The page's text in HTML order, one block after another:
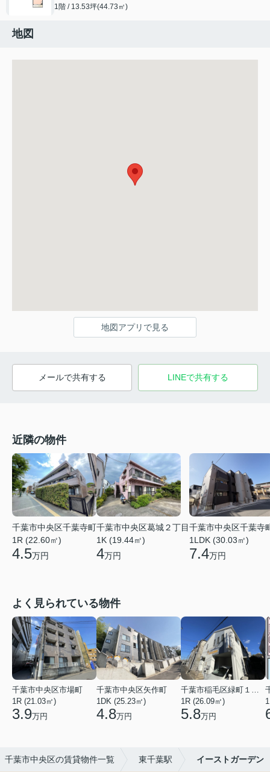
1階 / 13.53坪(44.73㎡)
地図
地図アプリで見る
メールで共有する LINEで共有する
近隣の物件
千葉市中央区千葉寺町
1R (22.60㎡)
4.5万円
千葉市中央区葛城２丁目
1K (19.44㎡)
4万円
千葉市中央区千葉寺
1LDK (30.03㎡)
7.4万円
よく見られている物件
千葉市中央区市場町
1R (21.03㎡)
3.9万円
千葉市中央区矢作町
1DK (25.23㎡)
4.8万円
千葉市稲毛区緑町１丁目
1R (26.09㎡)
5.8万円
千葉市中央区の賃貸物件一覧 東千葉駅 イーストガーデン